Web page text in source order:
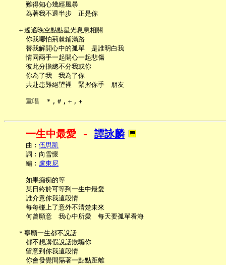
     難得知心幾經風暴
     為著我不退半步　正是你
   ＋遙遙晚空點點星光息息相關
     你我哪怕荊棘鋪滿路
     替我解開心中的孤單　是誰明白我
     情同兩手一起開心一起悲傷
     彼此分擔總不分我或你
     你為了我　我為了你
     共赴患難絕望裡　緊握你手　朋友
一生中最愛 - 譚詠麟
     曲︰
伍思凱
     詞︰向雪懷
     編︰
盧東尼
     如果痴痴的等
     某日終於可等到一生中最愛
     誰介意你我這段情
     每每碰上了意外不清楚未來
     何曾願意　我心中所愛　每天要孤單看海
   ＊寧願一生都不說話
     都不想講假說話欺騙你
     留意到你我這段情
     你會發覺間隔著一點點距離